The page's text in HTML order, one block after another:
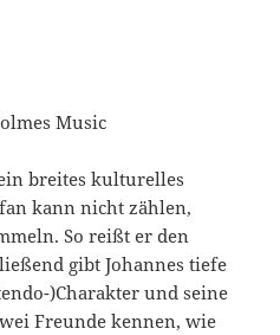
Music
breites kulturelles
kann nicht zählen,
So reißt er den
gibt Johannes tiefe
)Charakter und seine
Freunde kennen, wie